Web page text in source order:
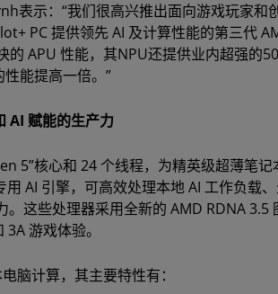
表示：“我们很高兴推出面向游戏玩家和
PC 提供领先 AI 及计算性能的第三代
APU 性能，其NPU还提供业内超强的
能提高一倍。”
AI 赋能的生产力
5”核心和 24 个线程，为精英级超薄笔
AI 引擎，可高效处理本地 AI 工作负载
这些处理器采用全新的 AMD RDNA 3.5
游戏体验。
脑计算，其主要特性有：